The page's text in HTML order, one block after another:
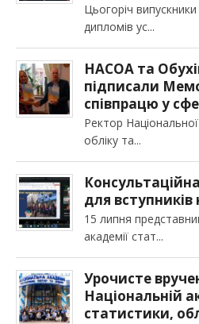
Цьогоріч
дипломів ус
НАСОА та
підписали
співпрацю у
Ректор
обліку та
для вступників
15 липня
академії стат
Урочисте
Національній
статистики,